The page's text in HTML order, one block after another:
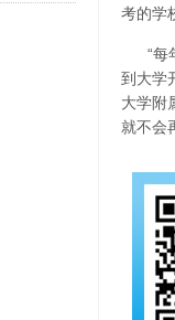
考的学
“每
到大学
大学附
就不会